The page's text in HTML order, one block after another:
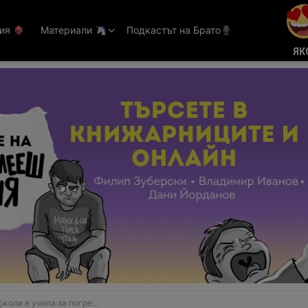
Материали Подкастът на Брато
учила за погребален агент